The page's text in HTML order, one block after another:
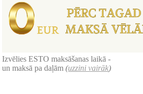
Izvēlies ESTO maksāšanas laikā -
un maksā pa daļām(uzzini vairāk)